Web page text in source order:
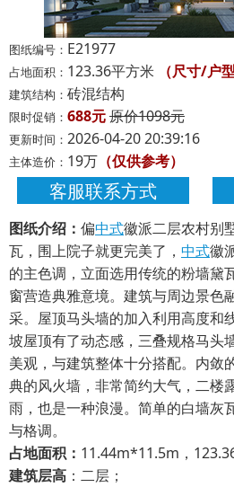
图纸编号： E21977
占地面积： 123.36平方米 （尺寸/户
建筑结构： 砖混结构
限时促销： 688元原价1098元
更新时间： 2026-04-20 20:39:16
主体造价： 19万 （仅供参考）
客服联系方式
图纸介绍： 偏中式徽派二层农村别
瓦，围上院子就更完美了， 中式徽
的主色调，立面选用传统的粉墙黛
窗营造典雅意境。建筑与周边景色
采。屋顶马头墙的加入利用高度和
坡屋顶有了动态感，三叠规格马头
美观，与建筑整体十分搭配。内敛
典的风火墙，非常简约大气，二楼
雨，也是一种浪漫。简单的白墙灰
与格调。
占地面积： 11.44m*11.5m，
建筑层高 ：二层；